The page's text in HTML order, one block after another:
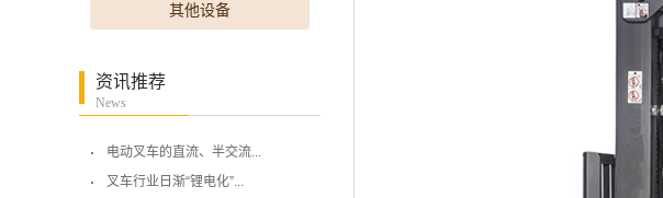
其他设备
资讯推荐
News
电动叉车的直流、半交流...
叉车行业日渐“锂电化”...